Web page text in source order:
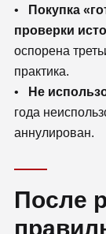
•
Покупка
проверки
оспорена
практика.
•
Не
года
аннулирован.
После